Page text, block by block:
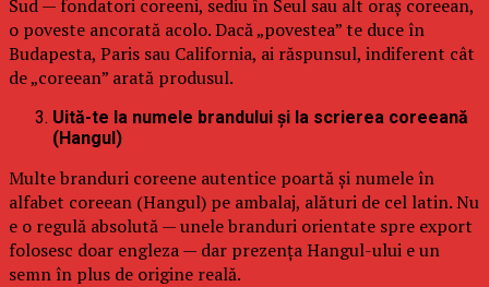
Sud — fondatori coreeni, sediu în Seul sau alt oraș coreean,
o poveste ancorată acolo. Dacă „povestea” te duce în
Budapesta, Paris sau California, ai răspunsul, indiferent cât
de „coreean” arată produsul.
Uită-te la numele brandului și la scrierea coreeană
(Hangul)
Multe branduri coreene autentice poartă și numele în
alfabet coreean (Hangul) pe ambalaj, alături de cel latin. Nu
e o regulă absolută — unele branduri orientate spre export
folosesc doar engleza — dar prezența Hangul-ului e un
semn în plus de origine reală.